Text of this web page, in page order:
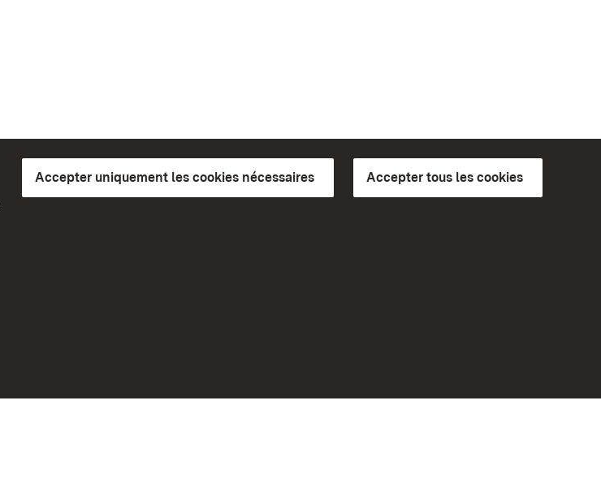
Accepter uniquement les cookies nécessaires Accepter tous les cookies
Explications sur l’accessibilité